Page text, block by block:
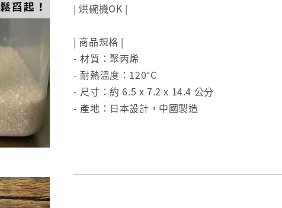
| 烘碗機OK |
| 商品規格 |
- 材質：聚丙烯
- 耐熱溫度：120°C
- 尺寸：約 6.5 x 7.2 x 14.4 公分
- 產地：日本設計，中國製造